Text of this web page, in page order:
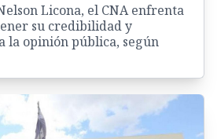
Licona, el CNA enfrenta
su credibilidad y
la opinión pública, según